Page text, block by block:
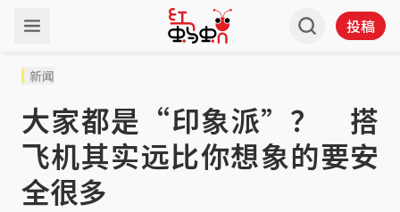
投稿
新闻
大家都是“印象派”？ 搭
飞机其实远比你想象的要安
全很多